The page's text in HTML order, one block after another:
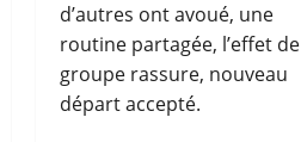
d’autres ont avoué, une
routine partagée, l’effet de
groupe rassure, nouveau
départ accepté.